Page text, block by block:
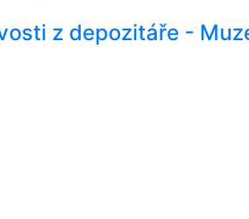
z depozitáře -